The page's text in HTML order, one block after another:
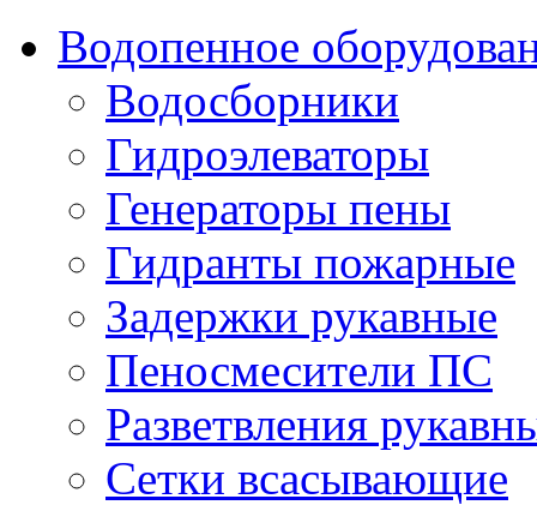
Водопенное
Водосборники
Гидроэлеваторы
Генераторы пены
Гидранты пожарные
Задержки рукавные
Пеносмесители ПС
Разветвления
Сетки всасывающие